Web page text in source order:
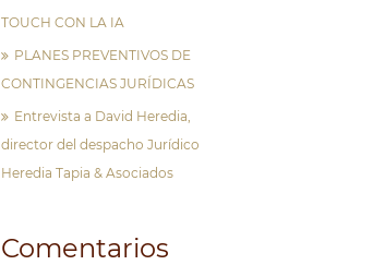
TOUCH CON LA IA
PLANES PREVENTIVOS DE
CONTINGENCIAS JURÍDICAS
Entrevista a David Heredia,
director del despacho Jurídico
Heredia Tapia & Asociados
Comentarios